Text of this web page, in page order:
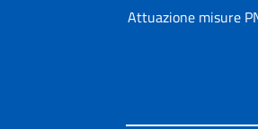
Attuazione misure